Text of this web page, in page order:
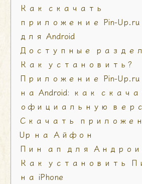
Как скачать
приложение Pin-Up.ru
для Android
Доступные
Как установить?
Приложение Pin-Up.ru
на Android: как
официальную
Скачать
Up на Айфон
Пин ап для
Как установить
на iPhone